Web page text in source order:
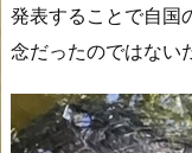
発表することで自国
念だったのではない